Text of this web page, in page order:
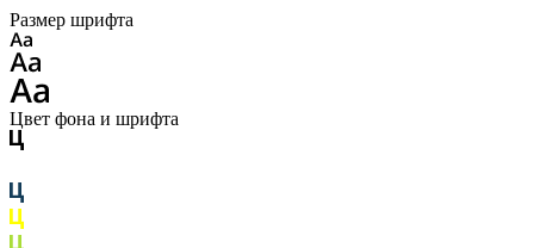
Размер шрифта
Цвет фона и шрифта